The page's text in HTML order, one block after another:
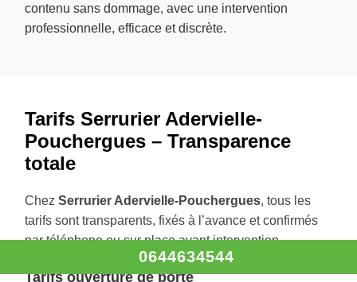
contenu sans dommage, avec une intervention
professionnelle, efficace et discrète.
Tarifs Serrurier Adervielle-
Pouchergues – Transparence
totale
Chez Serrurier Adervielle-Pouchergues, tous les
tarifs sont transparents, fixés à l’avance et confirmés
par téléphone ou sur place avant intervention.
Tarifs ouverture de porte
0644634544